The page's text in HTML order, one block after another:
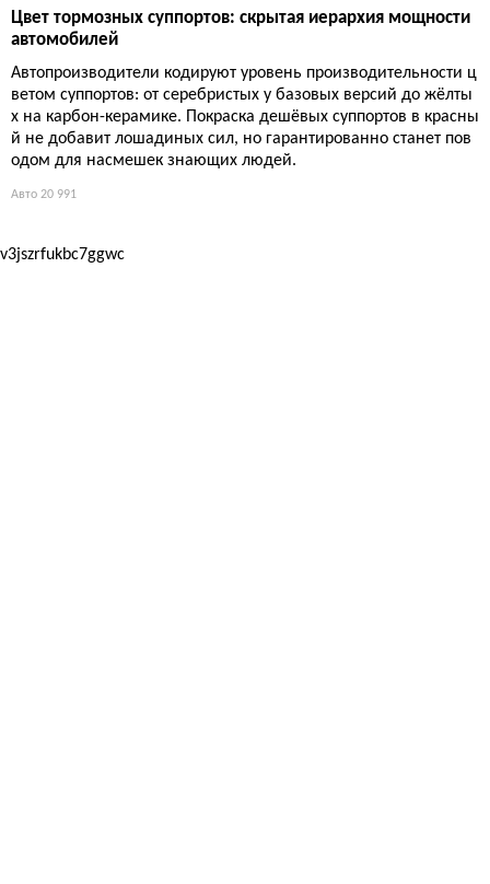
Цвет тормозных суппортов: скрытая иерархия мощности
автомобилей
Автопроизводители кодируют уровень производительности ц
ветом суппортов: от серебристых у базовых версий до жёлты
х на карбон-керамике. Покраска дешёвых суппортов в красны
й не добавит лошадиных сил, но гарантированно станет пов
одом для насмешек знающих людей.
Авто 20 991
v3jszrfukbc7ggwc